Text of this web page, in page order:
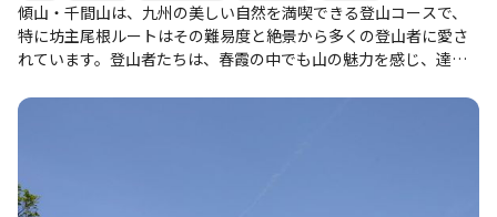
傾山・千間山は、九州の美しい自然を満喫できる登山コースで、
特に坊主尾根ルートはその難易度と絶景から多くの登山者に愛さ
れています。登山者たちは、春霞の中でも山の魅力を感じ、達成
く、岩峰の美しさに心を奪われることでしょう。 このコースは、
ながらも、仲間との出会いや会話を楽しみ、山の魅力を再確認し